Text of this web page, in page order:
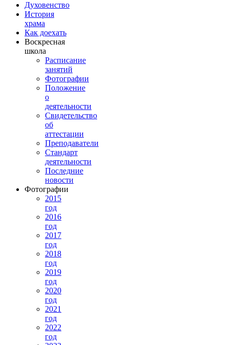
Духовенство
История
храма
Как доехать
Воскресная
школа
Расписание
занятий
Фотографии
Положение
о
деятельности
Свидетельство
об
аттестации
Преподаватели
Стандарт
деятельности
Последние
новости
Фотографии
2015
год
2016
год
2017
год
2018
год
2019
год
2020
год
2021
год
2022
год